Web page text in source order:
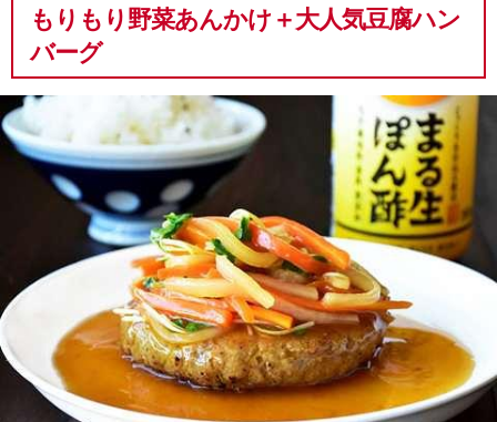
もりもり野菜あんかけ＋大人気豆腐ハン
バーグ